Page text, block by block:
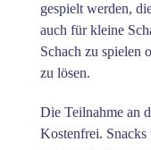
gespielt werden,
auch für kleine
Schach zu spielen
zu lösen.
Die Teilnahme an
Kostenfrei.